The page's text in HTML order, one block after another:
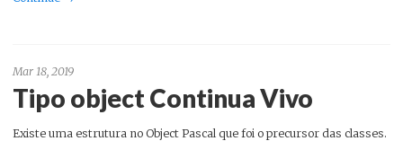
Mar 18, 2019
Tipo object Continua Vivo
Existe uma estrutura no Object Pascal que foi o precursor das classes.